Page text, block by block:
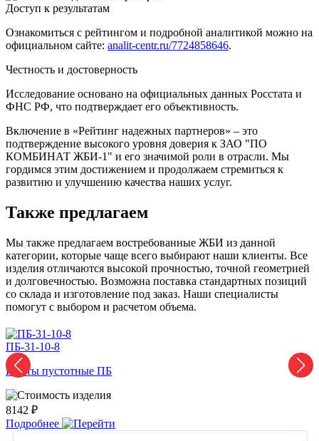
Доступ к результатам
Ознакомиться с рейтингом и подробной аналитикой можно на
официальном сайте: analit-centr.ru/7724858646.
Честность и достоверность
Исследование основано на официальных данных Росстата и
ФНС РФ, что подтверждает его объективность.
Включение в «Рейтинг надежных партнеров» – это
подтверждение высокого уровня доверия к ЗАО "ПО
КОМБИНАТ ЖБИ-1" и его значимой роли в отрасли. Мы
гордимся этим достижением и продолжаем стремиться к
развитию и улучшению качества наших услуг.
Также предлагаем
Мы также предлагаем востребованные ЖБИ из данной
категории, которые чаще всего выбирают наши клиенты. Все
изделия отличаются высокой прочностью, точной геометрией
и долговечностью. Возможна поставка стандартных позиций
со склада и изготовление под заказ. Наши специалисты
помогут с выбором и расчетом объема.
ПБ-31-10-8
Плиты пустотные ПБ
8142 ₽
Подробнее